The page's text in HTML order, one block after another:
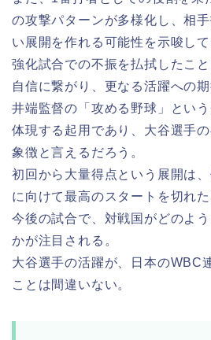
の攻撃パターンが多様化し、相
い展開を作れる可能性を示唆して
強化試合での不振を払拭したこ
自信に繋がり、更なる活躍への期
井端監督の「攻める野球」とい
体現する起用であり、大谷選手
象徴と言えるだろう。
初回から大量得点という展開は
に向けて最高のスタートを切れた
今後の試合で、対戦国がどのよ
かが注目される。
大谷選手の活躍が、日本のWBC
ことは間違いない。